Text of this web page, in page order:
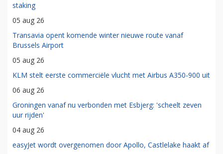
staking
05 aug 26
Transavia opent komende winter nieuwe route vanaf
Brussels Airport
05 aug 26
KLM stelt eerste commerciële vlucht met Airbus A350-900 uit
06 aug 26
Groningen vanaf nu verbonden met Esbjerg: 'scheelt zeven
uur rijden'
04 aug 26
easyJet wordt overgenomen door Apollo, Castlelake haakt af